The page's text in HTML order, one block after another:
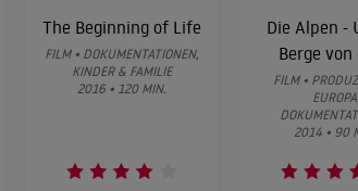
The Beginning of Life
FILM • DOKUMENTATIONEN,
KINDER & FAMILIE
2016 • 120 MIN.
Die Alpen -
Berge von
FILM •
EUROPA,
2014 • 90